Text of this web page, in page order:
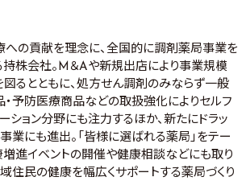
への貢献を理念に、全国的に調剤薬局事業を
持株会社。M＆Aや新規出店により事業規模
図るとともに、処方せん調剤のみならず一般
・予防医療商品などの取扱強化によりセルフ
ション分野にも注力するほか、新たにドラッ
業にも進出。「皆様に選ばれる薬局」をテー
増進イベントの開催や健康相談などにも取り
住民の健康を幅広くサポートする薬局づくり